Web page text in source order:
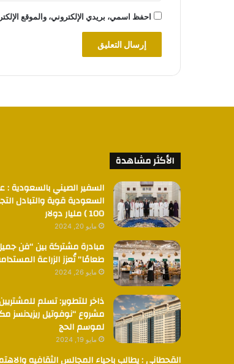
احفظ اسمي، بريدي الإلكتروني، والموقع
الأكثر مشاهدة
السفير الصيني بالسعودية :
السعودية قوية والتبادل
100 ) مليار دولار
مايو 20, 2024
مبادرة مشتركة بين “فن
طعامًا” تُعزز الزراعة
مايو 26, 2024
ذاخر للتطوير: تسلم
مشروع “نوفوتيل ريزيدنسز
لموسم الحج
مايو 19, 2024
القحطاني : يطالب باحياء المجالس الثقافيه